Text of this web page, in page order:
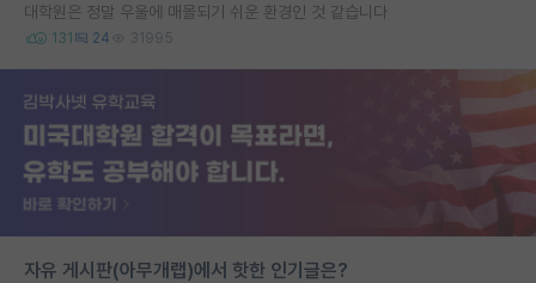
대학원은 정말 우울에 매몰되기 쉬운 환경인 것 같습니다
131 24 31995
자유 게시판(아무개랩)에서 핫한 인기글은?